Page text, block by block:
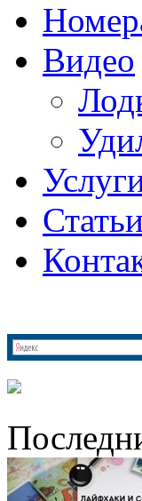
Видео
Статьи